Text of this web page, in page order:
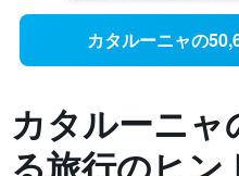
カタルーニャの
カタルーニ